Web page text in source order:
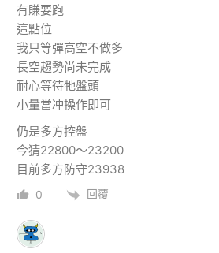
有賺要跑
這點位
我只等彈高空不做多
長空趨勢尚未完成
耐心等待牠盤頭
小量當冲操作即可
仍是多方控盤
今猜22800～23200
目前多方防守23938
0 回覆